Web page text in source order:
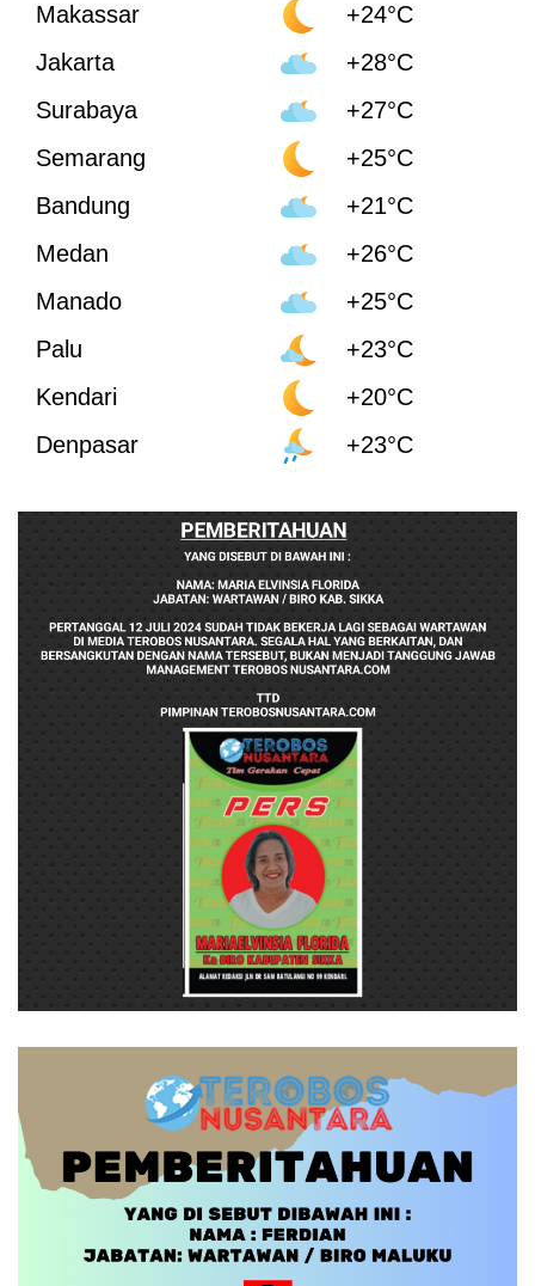
Makassar
+24°C
Jakarta
+28°C
Surabaya
+27°C
Semarang
+25°C
Bandung
+21°C
Medan
+26°C
Manado
+25°C
Palu
+23°C
Kendari
+20°C
Denpasar
+23°C